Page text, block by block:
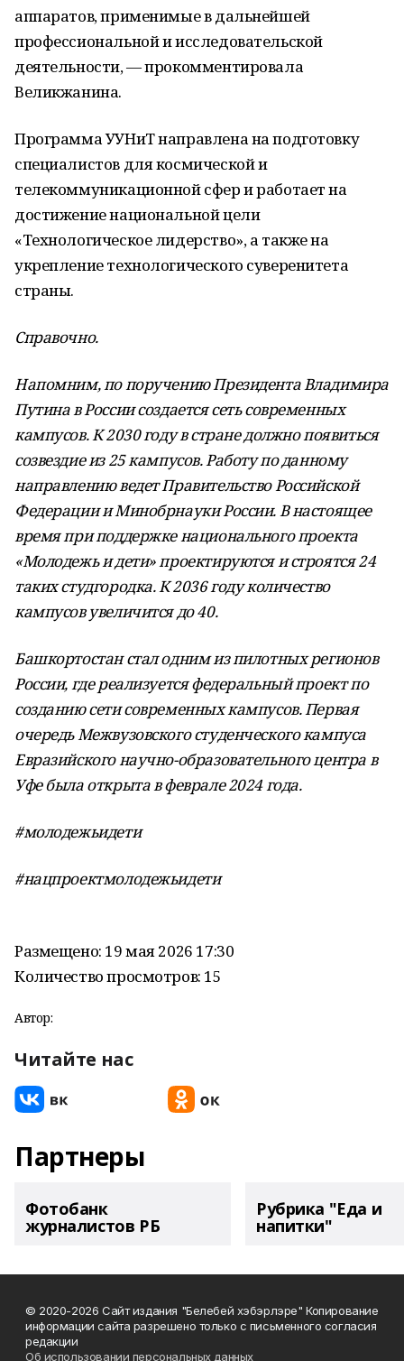
аппаратов, применимые в дальнейшей
профессиональной и исследовательской
деятельности, — прокомментировала
Великжанина.
Программа УУНиТ направлена на подготовку
специалистов для космической и
телекоммуникационной сфер и работает на
достижение национальной цели
«Технологическое лидерство», а также на
укрепление технологического суверенитета
страны.
Справочно.
Напомним, по поручению Президента Владимира
Путина в России создается сеть современных
кампусов. К 2030 году в стране должно появиться
созвездие из 25 кампусов. Работу по данному
направлению ведет Правительство Российской
Федерации и Минобрнауки России. В настоящее
время при поддержке национального проекта
«Молодежь и дети» проектируются и строятся 24
таких студгородка. К 2036 году количество
кампусов увеличится до 40.
Башкортостан стал одним из пилотных регионов
России, где реализуется федеральный проект по
созданию сети современных кампусов. Первая
очередь Межвузовского студенческого кампуса
Евразийского научно-образовательного центра в
Уфе была открыта в феврале 2024 года.
#молодежьидети
#нацпроектмолодежьидети
Размещено: 19 мая 2026 17:30
Количество просмотров: 15
Автор:
Читайте нас
Партнеры
Фотобанк
журналистов РБ
Рубрика "Еда и
напитки"
© 2020-2026 Сайт издания "Белебей хэбэрлэре" Копирование
информации сайта разрешено только с письменного согласия
редакции
Об использовании персональных данных